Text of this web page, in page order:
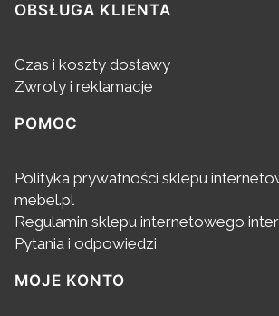
OBSŁUGA KLIENTA
Czas i koszty dostawy
Zwroty i reklamacje
POMOC
Polityka prywatności sklepu
mebel.pl
Regulamin sklepu internetowego
Pytania i odpowiedzi
MOJE KONTO